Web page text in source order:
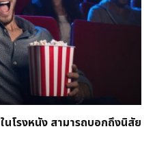
นโรงหนัง สามารถบอกถึงนิสัย